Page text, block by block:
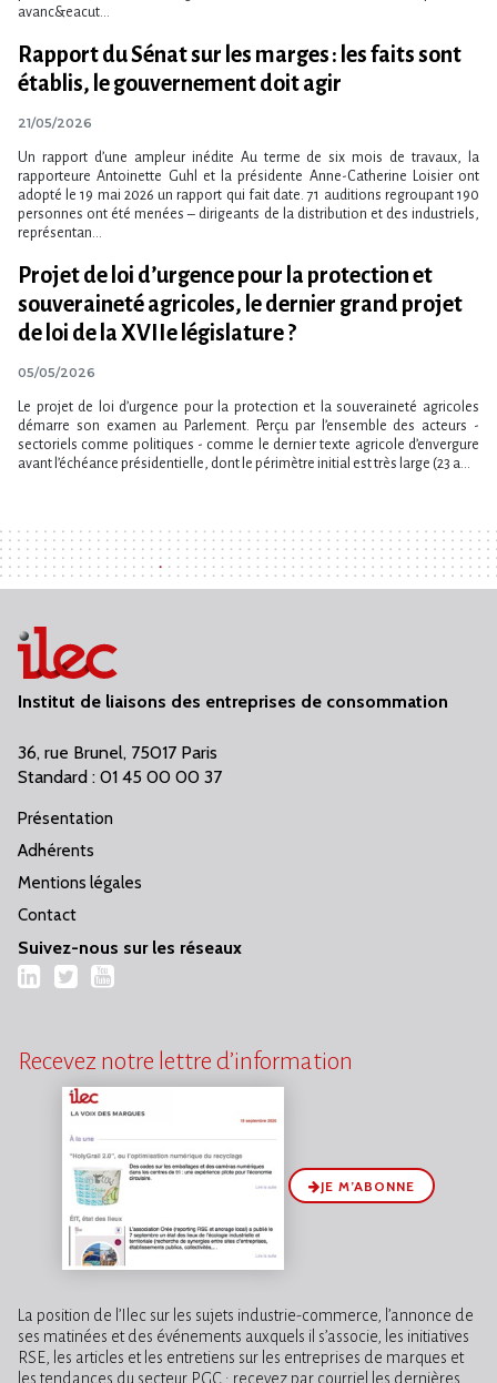
avanc&eacut...
Rapport du Sénat sur les marges : les faits sont
établis, le gouvernement doit agir
21/05/2026
Un rapport d’une ampleur inédite Au terme de six mois de travaux, la
rapporteure Antoinette Guhl et la présidente Anne-Catherine Loisier ont
adopté le 19 mai 2026 un rapport qui fait date. 71 auditions regroupant 190
personnes ont été menées – dirigeants de la distribution et des industriels,
représentan...
Projet de loi d​‌’urgence pour la protection et
souveraineté agricoles, le dernier grand projet
de loi de la XVIIe législature ?
05/05/2026
Le projet de loi d​‌’urgence pour la protection et la souveraineté agricoles
démarre son examen au Parlement. Perçu par l​‌’ensemble des acteurs -
sectoriels comme politiques - comme le dernier texte agricole d​‌’envergure
avant l​‌’échéance présidentielle, dont le périmètre initial est très large (23 a...
Institut de liaisons des entreprises de consommation
36, rue Brunel, 75017 Paris
Standard : 01 45 00 00 37
Présentation
Adhérents
Mentions légales
Contact
Suivez-nous sur les réseaux
LinkedIn
TwitterYouTube
Recevez notre lettre d’information
JE M’ABONNE
La position de l’Ilec sur les sujets industrie-commerce, l’annonce de
ses matinées et des événements auxquels il s’associe, les initiatives
RSE, les articles et les entretiens sur les entreprises de marques et
les tendances du secteur PGC : recevez par courriel les dernières